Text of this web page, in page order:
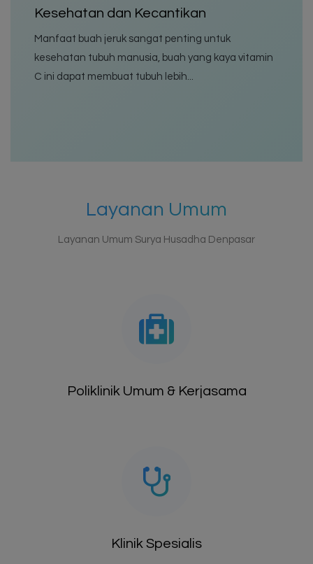
Kesehatan dan Kecantikan
Manfaat buah jeruk sangat penting untuk
kesehatan tubuh manusia, buah yang kaya vitamin
C ini dapat membuat tubuh lebih...
Layanan Umum
Layanan Umum Surya Husadha Denpasar
Poliklinik Umum & Kerjasama
Klinik Spesialis